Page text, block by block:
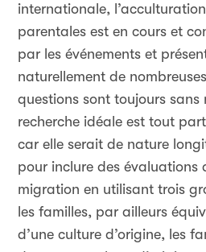
internationale,
parentales est en cours et
par les événements et
naturellement de
questions sont toujours sans
recherche idéale est tout
car elle serait de nature
pour inclure des évaluations
migration en utilisant trois
les familles, par ailleurs
d’une culture d’origine, les